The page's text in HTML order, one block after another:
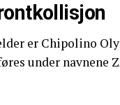
er Chipolino
under navnene